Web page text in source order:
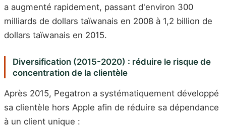
a augmenté rapidement, passant d'environ 300
milliards de dollars taïwanais en 2008 à 1,2 billion de
dollars taïwanais en 2015.
Diversification (2015-2020) : réduire le risque de
concentration de la clientèle
Après 2015, Pegatron a systématiquement développé
sa clientèle hors Apple afin de réduire sa dépendance
à un client unique :